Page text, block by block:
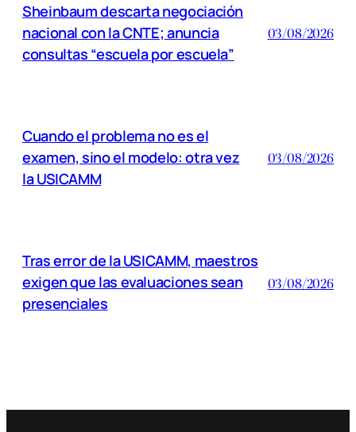
Sheinbaum descarta negociación
nacional con la CNTE; anuncia
consultas “escuela por escuela”
03/08/2026
Cuando el problema no es el
examen, sino el modelo: otra vez
la USICAMM
03/08/2026
Tras error de la USICAMM, maestros
exigen que las evaluaciones sean
presenciales
03/08/2026